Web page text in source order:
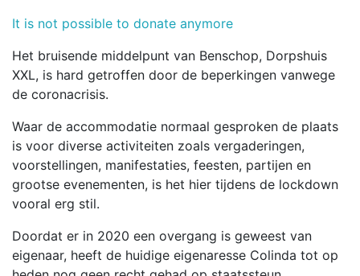
It is not possible to donate anymore
Het bruisende middelpunt van Benschop, Dorpshuis
XXL, is hard getroffen door de beperkingen vanwege
de coronacrisis.
Waar de accommodatie normaal gesproken de plaats
is voor diverse activiteiten zoals vergaderingen,
voorstellingen, manifestaties, feesten, partijen en
grootse evenementen, is het hier tijdens de lockdown
vooral erg stil.
Doordat er in 2020 een overgang is geweest van
eigenaar, heeft de huidige eigenaresse Colinda tot op